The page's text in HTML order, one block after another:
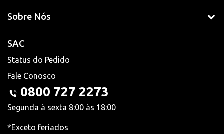
Sobre Nós
SAC
Status do Pedido
Fale Conosco
0800 727 2273
Segunda à sexta 8:00 às 18:00
*Exceto feriados